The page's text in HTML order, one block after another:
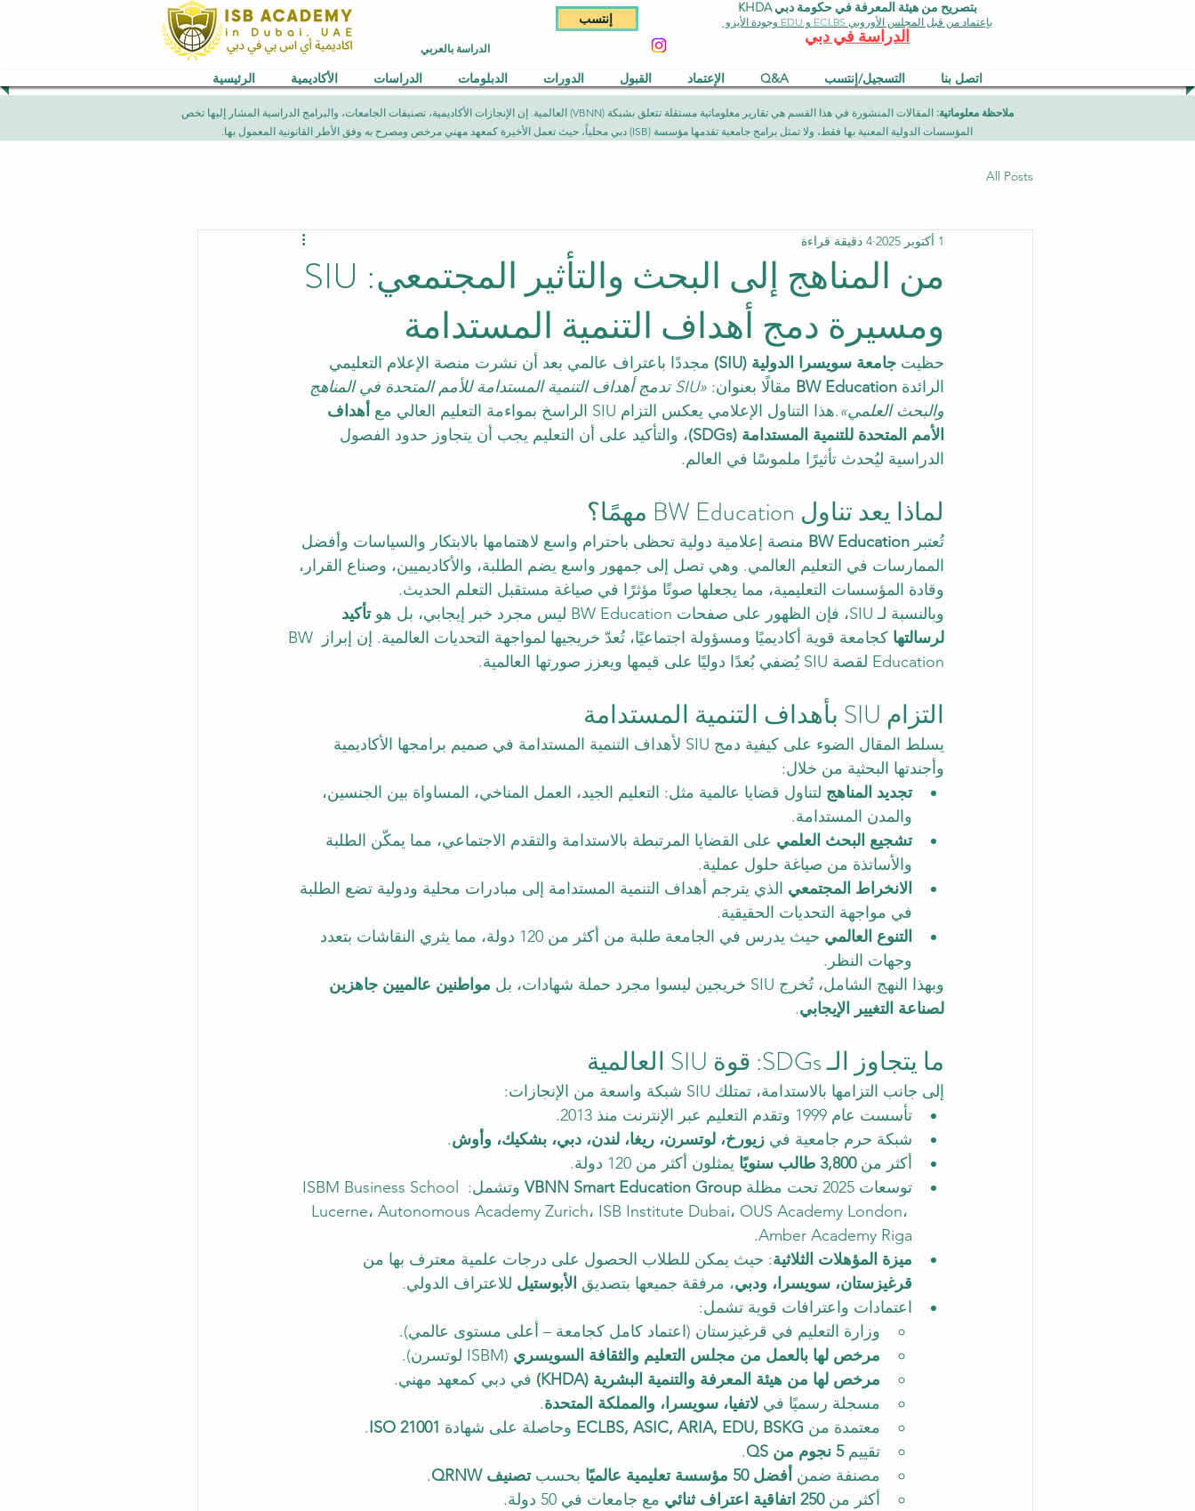
إنتسب
الدراسة بالعربي
بتصريح من هيئة المعرفة في حكومة دبي KHDA
بإعتماد من قبل المجلس الأوروبي ECLBS و EDU وجودة الأيزو
الدراسة في دبي
الرئيسية الأكاديمية الدراسات الدبلومات الدورات القبول الإعتماد Q&A التسجيل/إنتسب اتصل بنا
ملاحظة معلوماتية:
المقالات المنشورة في هذا القسم هي تقارير معلوماتية مستقلة تتعلق بشبكة (VBNN) العالمية. إن الإنجازات الأكاديمية، تصنيفات الجامعات، والبرامج الدراسية المشار إليها تخص
المؤسسات الدولية المعنية بها فقط، ولا تمثل برامج جامعية تقدمها مؤسسة (ISB) دبي محلياً، حيث تعمل الأخيرة كمعهد مهني مرخص ومصرح به وفق الأطر القانونية المعمول بها.
All Posts
من المناهج إلى البحث والتأثير المجتمعي: SIU
ومسيرة دمج أهداف التنمية المستدامة
1 أكتوبر 2025 4 دقيقة قراءة
حظيت جامعة سويسرا الدولية (SIU)
مجددًا باعتراف عالمي بعد أن نشرت منصة الإعلام التعليمي
الرائدة BW Education مقالًا بعنوان:
«SIU تدمج أهداف التنمية المستدامة للأمم المتحدة في المناهج
والبحث العلمي».هذا التناول الإعلامي يعكس التزام SIU الراسخ بمواءمة التعليم العالي مع
أهداف
الأمم المتحدة للتنمية المستدامة (SDGs)
، والتأكيد على أن التعليم يجب أن يتجاوز حدود الفصول
الدراسية ليُحدث تأثيرًا ملموسًا في العالم.
لماذا يعد تناول BW Education مهمًا؟
تُعتبر BW Education منصة إعلامية دولية تحظى باحترام واسع لاهتمامها بالابتكار والسياسات وأفضل
الممارسات في التعليم العالمي. وهي تصل إلى جمهور واسع يضم الطلبة، والأكاديميين، وصناع القرار،
وقادة المؤسسات التعليمية، مما يجعلها صوتًا مؤثرًا في صياغة مستقبل التعلم الحديث.
وبالنسبة لـ SIU، فإن الظهور على صفحات BW Education ليس مجرد خبر إيجابي، بل هو
تأكيد
لرسالتها
كجامعة قوية أكاديميًا ومسؤولة اجتماعيًا، تُعدّ خريجيها لمواجهة التحديات العالمية. إن إبراز BW
Education لقصة SIU يُضفي بُعدًا دوليًا على قيمها ويعزز صورتها العالمية.
التزام SIU بأهداف التنمية المستدامة
يسلط المقال الضوء على كيفية دمج SIU لأهداف التنمية المستدامة في صميم برامجها الأكاديمية
وأجندتها البحثية من خلال:
تجديد المناهج لتناول قضايا عالمية مثل: التعليم الجيد، العمل المناخي، المساواة بين الجنسين،
والمدن المستدامة.
تشجيع البحث العلمي على القضايا المرتبطة بالاستدامة والتقدم الاجتماعي، مما يمكّن الطلبة
والأساتذة من صياغة حلول عملية.
الانخراط المجتمعي الذي يترجم أهداف التنمية المستدامة إلى مبادرات محلية ودولية تضع الطلبة
في مواجهة التحديات الحقيقية.
التنوع العالمي
حيث يدرس في الجامعة طلبة من أكثر من 120 دولة، مما يثري النقاشات بتعدد
وجهات النظر.
وبهذا النهج الشامل، تُخرج SIU خريجين ليسوا مجرد حملة شهادات، بل
مواطنين عالميين جاهزين
لصناعة التغيير الإيجابي.
ما يتجاوز الـ SDGs: قوة SIU العالمية
إلى جانب التزامها بالاستدامة، تمتلك SIU شبكة واسعة من الإنجازات:
تأسست عام 1999 وتقدم التعليم عبر الإنترنت منذ 2013.
شبكة حرم جامعية في زيورخ، لوتسرن، ريغا، لندن، دبي، بشكيك، وأوش.
أكثر من 3,800 طالب سنويًا
يمثلون أكثر من 120 دولة.
توسعات 2025 تحت مظلة
VBNN Smart Education Group
وتشمل: ISBM Business School
Lucerne، Autonomous Academy Zurich، ISB Institute Dubai، OUS Academy London،
Amber Academy Riga.
ميزة المؤهلات الثلاثية: حيث يمكن للطلاب الحصول على درجات علمية معترف بها من
قرغيزستان، سويسرا، ودبي، مرفقة جميعها بتصديق الأبوستيل للاعتراف الدولي.
اعتمادات واعترافات قوية تشمل:
وزارة التعليم في قرغيزستان (اعتماد كامل كجامعة – أعلى مستوى عالمي).
مرخص لها بالعمل من مجلس التعليم والثقافة السويسري (ISBM لوتسرن).
مرخص لها من هيئة المعرفة والتنمية البشرية (KHDA)
في دبي كمعهد مهني.
مسجلة رسميًا في لاتفيا، سويسرا، والمملكة المتحدة.
معتمدة من ECLBS, ASIC, ARIA, EDU, BSKG وحاصلة على شهادة ISO 21001
.
تقييم 5 نجوم من QS
.
مصنفة ضمن أفضل 50 مؤسسة تعليمية عالميًا بحسب تصنيف QRNW
.
أكثر من 250 اتفاقية اعتراف ثنائي
مع جامعات في 50 دولة.